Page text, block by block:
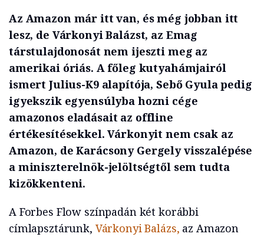
Az Amazon már itt van, és még jobban itt
lesz, de Várkonyi Balázst, az Emag
társtulajdonosát nem ijeszti meg az
amerikai óriás. A főleg kutyahámjairól
ismert Julius-K9 alapítója, Sebő Gyula pedig
igyekszik egyensúlyba hozni cége
amazonos eladásait az offline
értékesítésekkel. Várkonyit nem csak az
Amazon, de Karácsony Gergely visszalépése
a miniszterelnök-jelöltségtől sem tudta
kizökkenteni.
A Forbes Flow színpadán két korábbi
címlapsztárunk, Várkonyi Balázs, az Amazon